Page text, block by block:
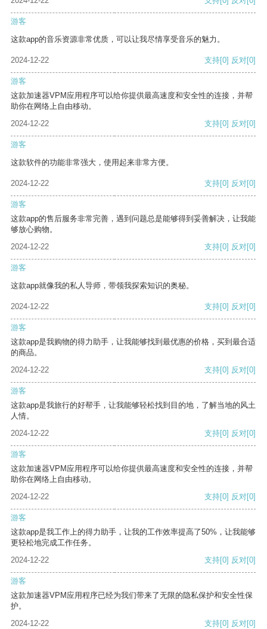
游客
这款app的音乐资源非常优质，可以让我尽情享受音乐的魅力。
2024-12-22 支持[0] 反对[0]
游客
这款加速器VPM应用程序可以给你提供最高速度和安全性的连接，并帮
助你在网络上自由移动。
2024-12-22
支持[0] 反对[0]
游客
这款软件的功能非常强大，使用起来非常方便。
2024-12-22 支持[0] 反对[0]
游客
这款app的售后服务非常完善，遇到问题总是能够得到妥善解决，让我能
够放心购物。
2024-12-22
支持[0] 反对[0]
游客
这款app就像我的私人导师，带领我探索知识的奥秘。
2024-12-22 支持[0] 反对[0]
游客
这款app是我购物的得力助手，让我能够找到最优惠的价格，买到最合适
的商品。
2024-12-22
支持[0] 反对[0]
游客
这款app是我旅行的好帮手，让我能够轻松找到目的地，了解当地的风土
人情。
2024-12-22
支持[0] 反对[0]
游客
这款加速器VPM应用程序可以给你提供最高速度和安全性的连接，并帮
助你在网络上自由移动。
2024-12-22
支持[0] 反对[0]
游客
这款app是我工作上的得力助手，让我的工作效率提高了50%，让我能够
更轻松地完成工作任务。
2024-12-22
支持[0] 反对[0]
游客
这款加速器VPM应用程序已经为我们带来了无限的隐私保护和安全性保
护。
2024-12-22
支持[0] 反对[0]